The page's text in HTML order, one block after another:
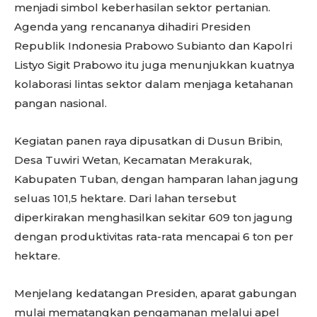
menjadi simbol keberhasilan sektor pertanian.
Agenda yang rencananya dihadiri Presiden
Republik Indonesia Prabowo Subianto dan Kapolri
Listyo Sigit Prabowo itu juga menunjukkan kuatnya
kolaborasi lintas sektor dalam menjaga ketahanan
pangan nasional.
Kegiatan panen raya dipusatkan di Dusun Bribin,
Desa Tuwiri Wetan, Kecamatan Merakurak,
Kabupaten Tuban, dengan hamparan lahan jagung
seluas 101,5 hektare. Dari lahan tersebut
diperkirakan menghasilkan sekitar 609 ton jagung
dengan produktivitas rata-rata mencapai 6 ton per
hektare.
Menjelang kedatangan Presiden, aparat gabungan
mulai mematangkan pengamanan melalui apel